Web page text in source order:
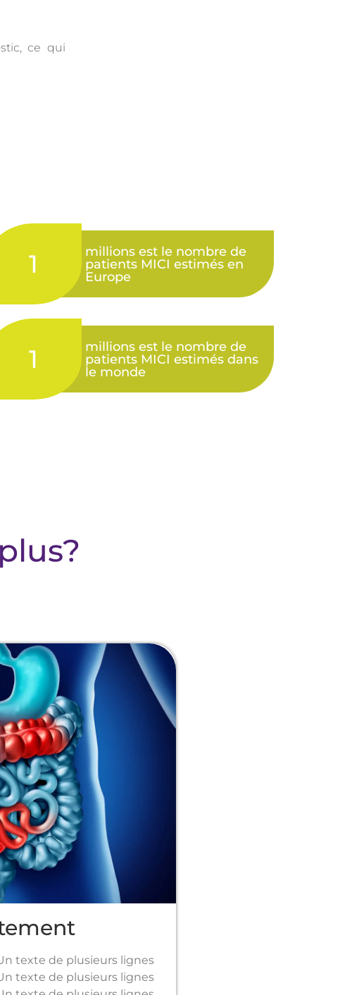
ce qui
1
millions est le nombre de
patients MICI estimés en
Europe​
1
millions est le nombre de
patients MICI estimés dans
le monde​
texte de plusieurs lignes
texte de plusieurs lignes